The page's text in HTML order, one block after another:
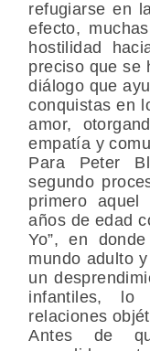
refugiarse en
efecto,
hostilidad
preciso que se
diálogo que
conquistas en
amor,
empatía y
Para Peter
segundo
primero
años de edad
Yo”, en
mundo adulto
un
infantiles,
relaciones
Antes de